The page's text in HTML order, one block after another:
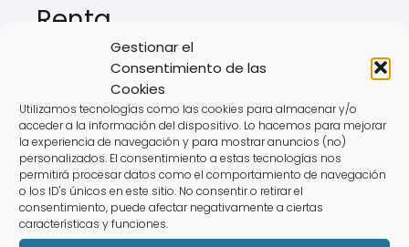
Gestionar el
Consentimiento de las
Cookies
Utilizamos tecnologías como las cookies para almacenar y/o
acceder a la información del dispositivo. Lo hacemos para mejorar
la experiencia de navegación y para mostrar anuncios (no)
personalizados. El consentimiento a estas tecnologías nos
permitirá procesar datos como el comportamiento de navegación
o los ID's únicos en este sitio. No consentir o retirar el
consentimiento, puede afectar negativamente a ciertas
características y funciones.
Renta
Para evitar problemas con la
Tributaria, ten en cuenta estos errores:
❌No revisar el "borrador declaración
renta web".
❌No incluir ingresos de actividades
económicas.
❌Olvidar deducciones en el impuesto